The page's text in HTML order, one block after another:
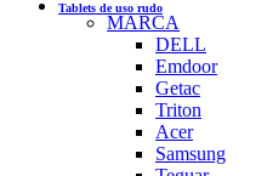
Tablets de uso rudo
MARCA
DELL
Emdoor
Getac
Triton
Acer
Samsung